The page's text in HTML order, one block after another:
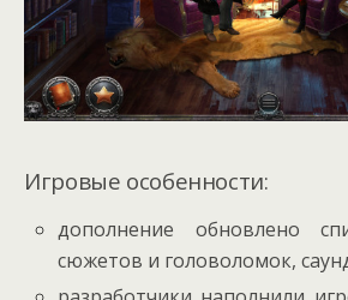
Игровые особенности:
дополнение обновлено
сюжетов и головоломок,